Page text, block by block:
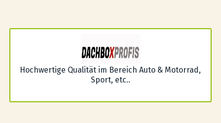
Hochwertige Qualität im Bereich Auto & Motorrad,
Sport, etc..